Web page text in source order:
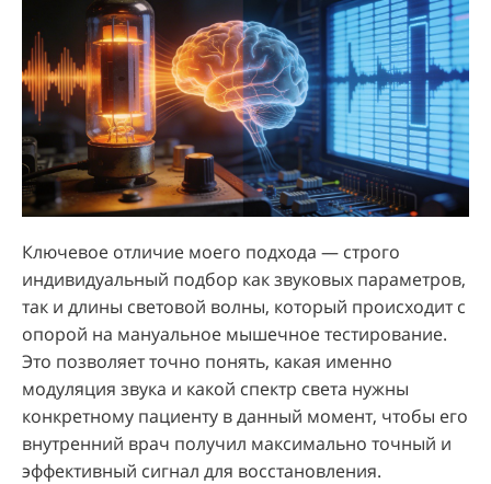
Ключевое отличие моего подхода — строго
индивидуальный подбор как звуковых параметров,
так и длины световой волны, который происходит с
опорой на мануальное мышечное тестирование.
Это позволяет точно понять, какая именно
модуляция звука и какой спектр света нужны
конкретному пациенту в данный момент, чтобы его
внутренний врач получил максимально точный и
эффективный сигнал для восстановления.